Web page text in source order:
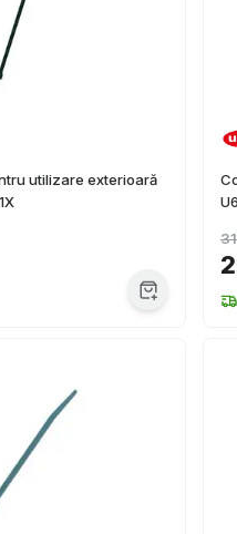
utilizare exterioară